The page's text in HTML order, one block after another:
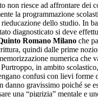
non riesce ad affrontare dei
la programmazione
dello studio. In
diagnosticato si deve
Romano Milano che
quindi dalle prime
numerica che
in ambito
confusi con lievi forme
danno gravissimo poiché se
una “pigrizia” mentale e